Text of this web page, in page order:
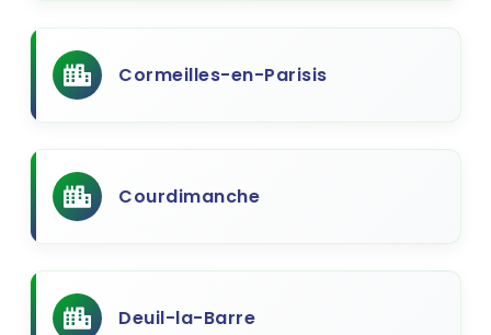
Cormeilles-en-Parisis
Courdimanche
Deuil-la-Barre